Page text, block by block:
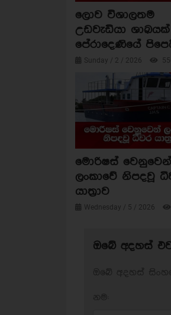
ලොව විශාලතම
උඩවැඩියා ශාඛයක්
පේරාදෙණියේ
Sunday / 2 / 2026
මොරිෂස් වෙනුවෙන්
ලංකාවේ නිපදවූ
යාත්‍රාව
Wednesday / 5 / 2026
ඔබේ අදහස්